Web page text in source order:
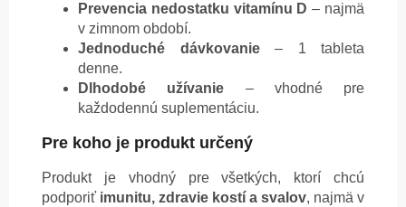
Prevencia nedostatku vitamínu D – najmä
v zimnom období.
Jednoduché dávkovanie– 1 tableta
denne.
Dlhodobé užívanie – vhodné pre
každodennú suplementáciu.
Pre koho je produkt určený
Produkt je vhodný pre všetkých, ktorí chcú
podporiť imunitu, zdravie kostí a svalov, najmä v